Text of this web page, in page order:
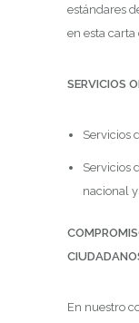
estándares
en esta carta
SERVICIOS
Servicios
Servicios
nacional
En nuestro